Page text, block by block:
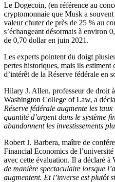
Le Dogecoin, (en référence au
cryptomonnaie que Musk a
valeur chuter de près de 25 % au
s’échangeant désormais à environ
de 0,70 dollar en juin 2021.
Les experts pointent du doigt
pertes historiques, mais ils estiment
d’intérêt de la Réserve fédérale en
Hilary J. Allen, professeur de droit
Washington College of Law, a
Réserve fédérale augmente les
quantité d’argent dans le système
abandonnent les investissements
Robert J. Barbera, maître de
Financial Economics de
avec cette évaluation. Il a déclaré à
de manière spectaculaire lorsque
augmentent. Et l’inverse est plutôt